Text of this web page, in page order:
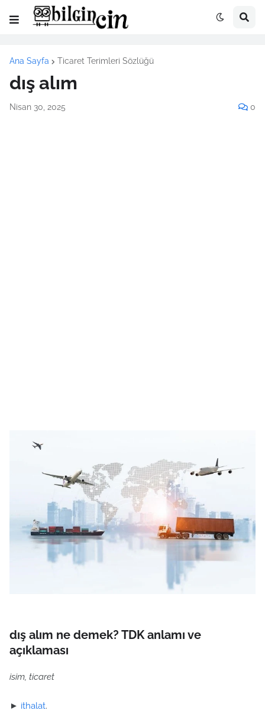
Ana Sayfa Ticaret Terimleri Sözlüğü
dış alım
Nisan 30, 2025 0
dış alım ne demek? TDK anlamı ve
açıklaması
isim, ticaret
► ithalat.